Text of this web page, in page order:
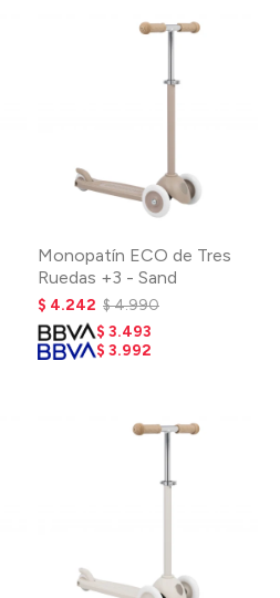
Monopatín ECO de Tres
Ruedas +3 - Sand
$ 4.242 $4.990
$ 3.493
$ 3.992